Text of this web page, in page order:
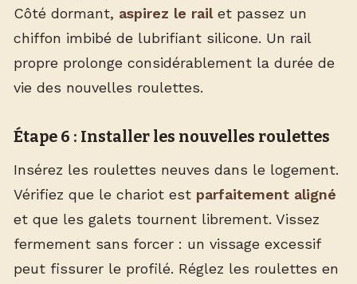
Côté dormant, aspirez le railet passez un
chiffon imbibé de lubrifiant silicone. Un rail
propre prolonge considérablement la durée de
vie des nouvelles roulettes.
Étape 6 : Installer les nouvelles roulettes
Insérez les roulettes neuves dans le logement.
Vérifiez que le chariot est parfaitement aligné
et que les galets tournent librement. Vissez
fermement sans forcer : un vissage excessif
peut fissurer le profilé. Réglez les roulettes en